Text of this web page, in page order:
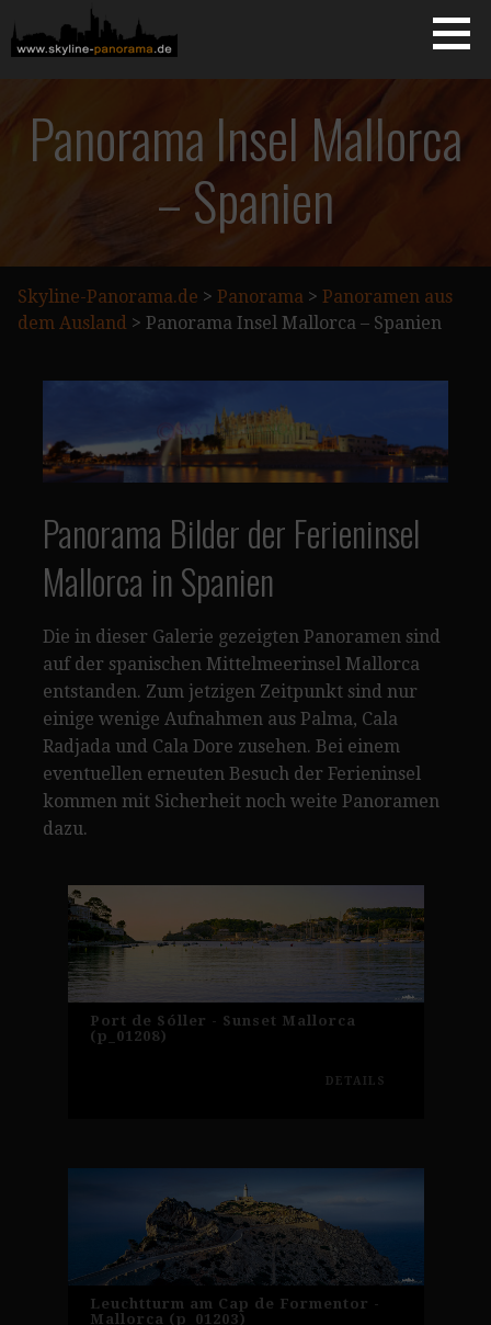
Inhalt
springen
SKYLINE-PANORAMA.DE
Panorama Insel Mallorca
– Spanien
Skyline-Panorama.de > Panorama > Panoramen aus
dem Ausland > Panorama Insel Mallorca – Spanien
Panorama Bilder der Ferieninsel
Mallorca in Spanien
Die in dieser Galerie gezeigten Panoramen sind
auf der spanischen Mittelmeerinsel Mallorca
entstanden. Zum jetzigen Zeitpunkt sind nur
einige wenige Aufnahmen aus Palma, Cala
Radjada und Cala Dore zusehen. Bei einem
eventuellen erneuten Besuch der Ferieninsel
kommen mit Sicherheit noch weite Panoramen
dazu.
Port de Sóller - Sunset Mallorca
(p_01208)
DETAILS
Leuchtturm am Cap de Formentor -
Mallorca (p_01203)